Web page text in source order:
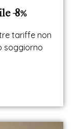
-8%
tariffe non
soggiorno